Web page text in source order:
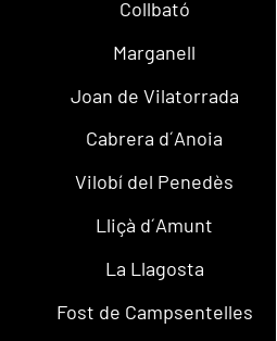
Collbató
Marganell
Joan de Vilatorrada
Cabrera d´Anoia
Vilobí del Penedès
Lliçà d´Amunt
La Llagosta
Fost de Campsentelles